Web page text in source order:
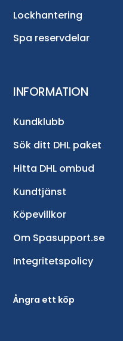
Lockhantering
Spa reservdelar
INFORMATION
Kundklubb
Sök ditt DHL paket
Hitta DHL ombud
Kundtjänst
Köpevillkor
Om Spasupport.se
Integritetspolicy
Ångra ett köp